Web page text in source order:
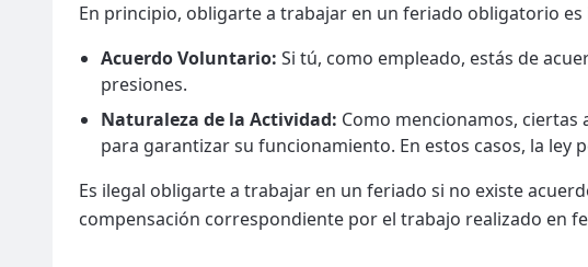
En principio, obligarte a trabajar en un feriado obligatorio es
Acuerdo Voluntario: Si tú, como empleado, estás de
presiones.
Naturaleza de la Actividad: Como mencionamos,
para garantizar su funcionamiento. En estos casos, la
Es ilegal obligarte a trabajar en un feriado si no existe
compensación correspondiente por el trabajo realizado en